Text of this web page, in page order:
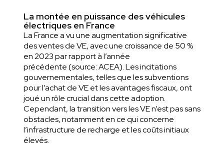
La montée en puissance des véhicules
électriques en France
La France a vu une augmentation significative
des ventes de VE, avec une croissance de 50 %
en 2023 par rapport à l’année
précédente(source: ACEA).Les incitations
gouvernementales, telles que les subventions
pour l’achat de VE et les avantages fiscaux, ont
joué un rôle crucial dans cette adoption.
Cependant, la transition vers les VE n’est pas sans
obstacles, notamment en ce qui concerne
l’infrastructure de recharge et les coûts initiaux
élevés.